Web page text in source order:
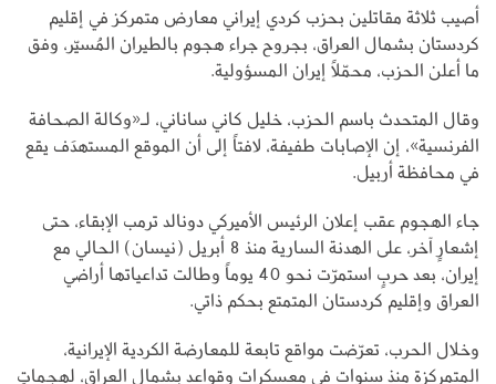
أصيب ثلاثة مقاتلين بحزب كردي إيراني معارض متمركز في إقليم
كردستان بشمال العراق، بجروح جراء هجوم بالطيران المُسيّر، وفق
ما أعلن الحزب، محمّلاً إيران المسؤولية.
وقال المتحدث باسم الحزب، خليل كاني ساناني، لـ«وكالة الصحافة
الفرنسية»، إن الإصابات طفيفة، لافتاً إلى أن الموقع المستهدَف يقع
في محافظة أربيل.
جاء الهجوم عقب إعلان الرئيس الأميركي دونالد ترمب الإبقاء، حتى
إشعارٍ آخر، على الهدنة السارية منذ 8 أبريل (نيسان) الحالي مع
إيران، بعد حربٍ استمرّت نحو 40 يوماً وطالت تداعياتها أراضي
العراق وإقليم كردستان المتمتع بحكم ذاتي.
وخلال الحرب، تعرّضت مواقع تابعة للمعارضة الكردية الإيرانية،
المتمركزة منذ سنوات في معسكرات وقواعد بشمال العراق، لهجماتٍ